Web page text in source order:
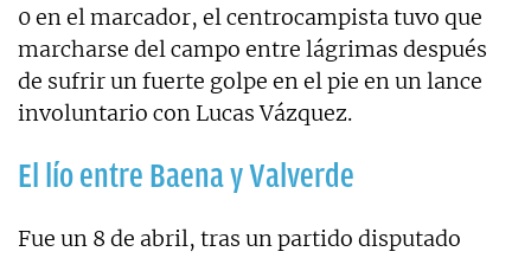
0 en el marcador, el centrocampista tuvo que
marcharse del campo entre lágrimas después
de sufrir un fuerte golpe en el pie en un lance
involuntario con Lucas Vázquez.
El lío entre Baena y Valverde
Fue un 8 de abril, tras un partido disputado